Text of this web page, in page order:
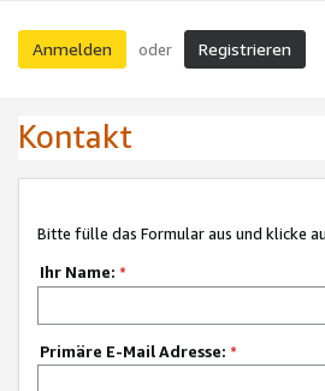
Anmelden oder Registrieren
Kontakt
Bitte fülle das Formular aus und klicke
Ihr Name: *
Primäre E-Mail Adresse: *